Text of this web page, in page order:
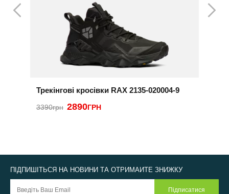
Трекінгові кросівки RAX 2135-020004-9
3390грн 2890ГРН
ПІДПИШІТЬСЯ НА НОВИНИ ТА ОТРИМАЙТЕ ЗНИЖКУ